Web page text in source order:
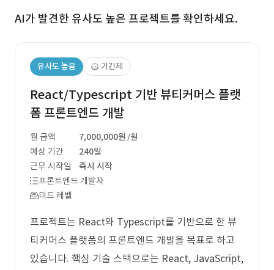
AI가 발견한 유사도 높은 프로젝트를 확인하세요.
유사도 높음 기간제
React/Typescript 기반 뷰티커머스 플랫
폼 프론트엔드 개발
월 금액 7,000,000원 /월
예상 기간
240일
근무 시작일
즉시 시작
프론트엔드 개발자
미드 레벨
프로젝트는 React와 Typescript를 기반으로 한 뷰
티커머스 플랫폼의 프론트엔드 개발을 목표로 하고
있습니다. 핵심 기술 스택으로는 React, JavaScript,